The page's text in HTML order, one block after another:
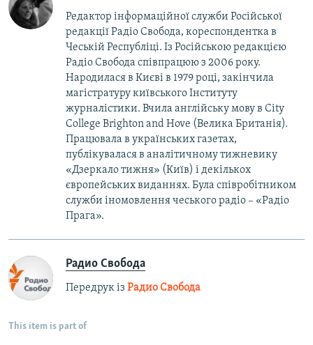
Редактор інформаційної служби Російської
редакції Радіо Свобода, кореспондентка в
Чеській Республіці. Із Російською редакцією
Радіо Свобода співпрацюю з 2006 року.
Народилася в Києві в 1979 році, закінчила
магістратуру київського Інституту
журналістики. Вчила англійську мову в City
College Brighton and Hove (Велика Британія).
Працювала в українських газетах,
публікувалася в аналітичному тижневику
«Дзеркало тижня» (Київ) і декількох
європейських виданнях. Була співробітником
служби іномовлення чеського радіо – «Радіо
Прага».
Радио Свобода
Передрук із Радио Свобода
This item is part of